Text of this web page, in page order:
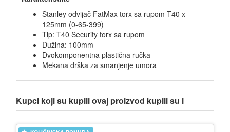
Stanley odvijač FatMax torx sa rupom T40 x
125mm (0-65-399)
Tip: T40 Security torx sa rupom
Dužina: 100mm
Dvokomponentna plastična ručka
Mekana drška za smanjenje umora
Kupci koji su kupili ovaj proizvod kupili su i